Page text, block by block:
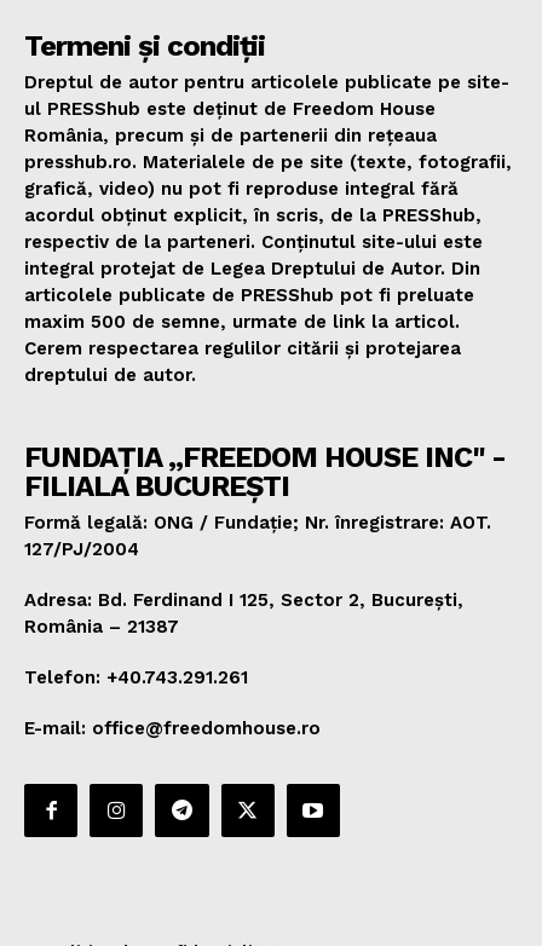
Termeni și condiții
Dreptul de autor pentru articolele publicate pe site-
ul PRESShub este deținut de Freedom House
România, precum și de partenerii din rețeaua
presshub.ro. Materialele de pe site (texte, fotografii,
grafică, video) nu pot fi reproduse integral fără
acordul obținut explicit, în scris, de la PRESShub,
respectiv de la parteneri. Conținutul site-ului este
integral protejat de Legea Dreptului de Autor. Din
articolele publicate de PRESShub pot fi preluate
maxim 500 de semne, urmate de link la articol.
Cerem respectarea regulilor citării și protejarea
dreptului de autor.
FUNDAȚIA „FREEDOM HOUSE INC" -
FILIALA BUCUREȘTI
Formă legală: ONG / Fundație; Nr. înregistrare: AOT.
127/PJ/2004
Adresa: Bd. Ferdinand I 125, Sector 2, București,
România – 21387
Telefon: +40.743.291.261
E-mail: office@freedomhouse.ro